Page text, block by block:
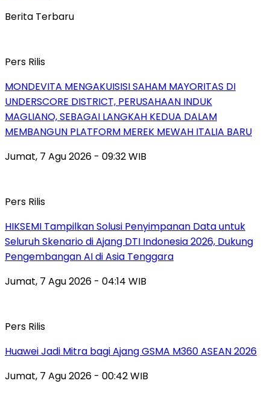
Berita Terbaru
Pers Rilis
MONDEVITA MENGAKUISISI SAHAM MAYORITAS DI
UNDERSCORE DISTRICT, PERUSAHAAN INDUK
MAGLIANO, SEBAGAI LANGKAH KEDUA DALAM
MEMBANGUN PLATFORM MEREK MEWAH ITALIA BARU
Jumat, 7 Agu 2026 - 09:32 WIB
Pers Rilis
HIKSEMI Tampilkan Solusi Penyimpanan Data untuk
Seluruh Skenario di Ajang DTI Indonesia 2026, Dukung
Pengembangan AI di Asia Tenggara
Jumat, 7 Agu 2026 - 04:14 WIB
Pers Rilis
Huawei Jadi Mitra bagi Ajang GSMA M360 ASEAN 2026
Jumat, 7 Agu 2026 - 00:42 WIB